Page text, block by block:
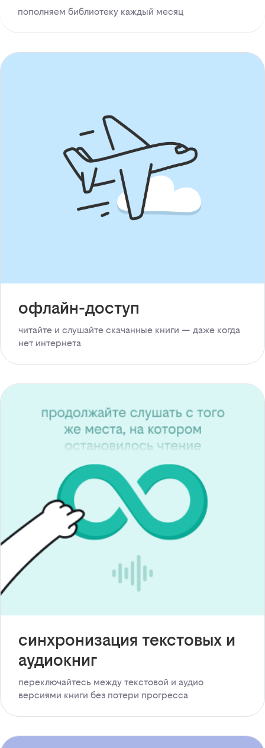
пополняем библиотеку каждый месяц
офлайн-доступ
читайте и слушайте скачанные книги — даже когда
нет интернета
синхронизация текстовых и
аудиокниг
переключайтесь между текстовой и аудио
версиями книги без потери прогресса